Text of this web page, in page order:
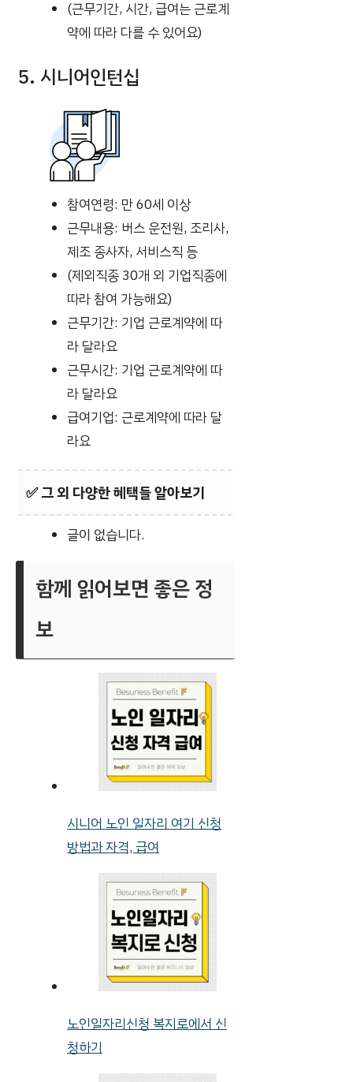
(근무기간, 시간, 급여는 근로계
약에 따라 다를 수 있어요)
5. 시니어인턴십
참여연령: 만 60세 이상
근무내용: 버스 운전원, 조리사,
제조 종사자, 서비스직 등
(제외직종 30개 외 기업직종에
따라 참여 가능해요)
근무기간: 기업 근로계약에 따
라 달라요
근무시간: 기업 근로계약에 따
라 달라요
급여기업: 근로계약에 따라 달
라요
✅그 외 다양한 혜택들 알아보기
글이 없습니다.
함께 읽어보면 좋은 정
보
시니어 노인 일자리 여기 신청
방법과 자격, 급여
노인일자리신청 복지로에서 신
청하기